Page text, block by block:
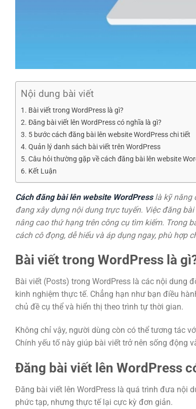
Nội dung bài viết
Bài viết trong WordPress là gì?
Đăng bài viết lên WordPress có nghĩa là gì?
5 bước cách đăng bài lên website WordPress chi tiết
Quản lý danh sách bài viết trên WordPress
Câu hỏi thường gặp về cách đăng bài lên website
Kết Luận
Cách đăng bài lên website WordPresslà kỹ năng
đang xây dựng nội dung trực tuyến. Việc đăng
nâng cao thứ hạng trên công cụ tìm kiếm. Trong
cách cô đọng, dễ hiểu và áp dụng ngay, phù hợp
Bài viết trong WordPress là
Bài viết (Posts) trong WordPress là các nội dung
kinh nghiệm thực tế. Chẳng hạn như bạn điều
chủ đề cụ thể và hiển thị theo trình tự thời gian.
Không chỉ vậy, người dùng còn có thể tương tác
Chính yếu tố này giúp bài viết trở nên sống động
Đăng bài viết lên WordPress
Đăng bài viết lên WordPress là quá trình đưa nội
phức tạp, nhưng thực tế lại cực kỳ đơn giản.